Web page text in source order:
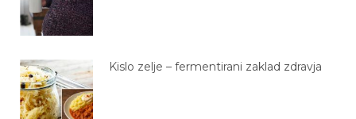
Kislo zelje – fermentirani zaklad zdravja